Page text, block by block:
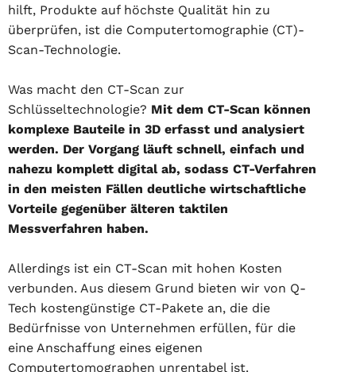
hilft, Produkte auf höchste Qualität hin zu
überprüfen, ist die Computertomographie (CT)-
Scan-Technologie.
Was macht den CT-Scan zur
Schlüsseltechnologie? Mit dem CT-Scan können
komplexe Bauteile in 3D erfasst und analysiert
werden. Der Vorgang läuft schnell, einfach und
nahezu komplett digital ab, sodass CT-Verfahren
in den meisten Fällen deutliche wirtschaftliche
Vorteile gegenüber älteren taktilen
Messverfahren haben.
Allerdings ist ein CT-Scan mit hohen Kosten
verbunden. Aus diesem Grund bieten wir von Q-
Tech kostengünstige CT-Pakete an, die die
Bedürfnisse von Unternehmen erfüllen, für die
eine Anschaffung eines eigenen
Computertomographen unrentabel ist.